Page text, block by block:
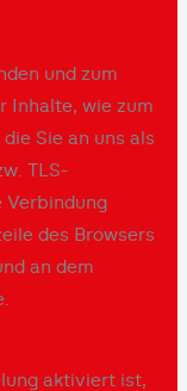
und zum
Inhalte, wie zum
Sie an uns als
TLS-
Verbindung
des Browsers
an dem
aktiviert ist,